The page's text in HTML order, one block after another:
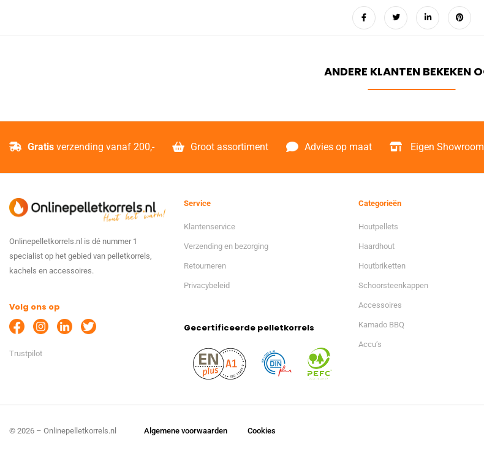
Gratis verzending vanaf 200,- Groot assortiment Advies op maat Eigen Showroom
Onlinepelletkorrels.nl is dé nummer 1
specialist op het gebied van pelletkorrels,
kachels en accessoires.
Volg ons op
Trustpilot
Service
Klantenservice
Verzending en bezorging
Retourneren
Privacybeleid
Gecertificeerde pelletkorrels
Categorieën
Houtpellets
Haardhout
Houtbriketten
Schoorsteenkappen
Accessoires
Kamado BBQ
Accu’s
© 2026 – Onlinepelletkorrels.nl Algemene voorwaarden Cookies